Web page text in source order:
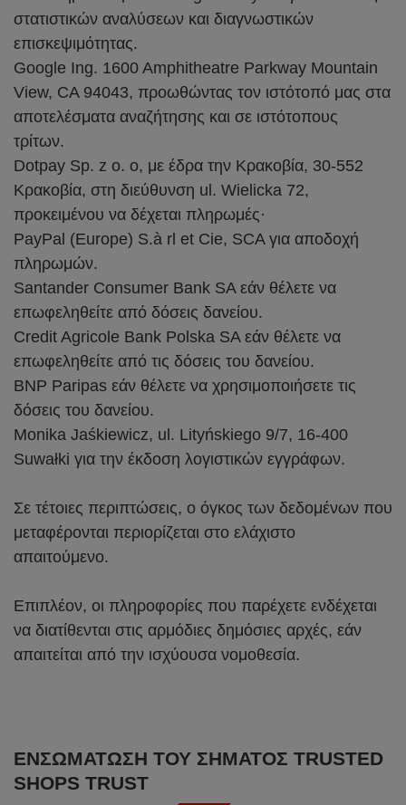
στατιστικών αναλύσεων και διαγνωστικών
επισκεψιμότητας.
Google Ing. 1600 Amphitheatre Parkway Mountain
View, CA 94043, προωθώντας τον ιστότοπό μας στα
αποτελέσματα αναζήτησης και σε ιστότοπους
τρίτων.
Dotpay Sp. z o. o, με έδρα την Κρακοβία, 30-552
Κρακοβία, στη διεύθυνση ul. Wielicka 72,
προκειμένου να δέχεται πληρωμές·
PayPal (Europe) S.à rl et Cie, SCA για αποδοχή
πληρωμών.
Santander Consumer Bank SA εάν θέλετε να
επωφεληθείτε από δόσεις δανείου.
Credit Agricole Bank Polska SA εάν θέλετε να
επωφεληθείτε από τις δόσεις του δανείου.
BNP Paripas εάν θέλετε να χρησιμοποιήσετε τις
δόσεις του δανείου.
Monika Jaśkiewicz, ul. Lityńskiego 9/7, 16-400
Suwałki για την έκδοση λογιστικών εγγράφων.
Σε τέτοιες περιπτώσεις, ο όγκος των δεδομένων που
μεταφέρονται περιορίζεται στο ελάχιστο
απαιτούμενο.
Επιπλέον, οι πληροφορίες που παρέχετε ενδέχεται
να διατίθενται στις αρμόδιες δημόσιες αρχές, εάν
απαιτείται από την ισχύουσα νομοθεσία.
ΕΝΣΩΜΆΤΩΣΗ ΤΟΥ ΣΉΜΑΤΟΣ TRUSTED
SHOPS TRUST